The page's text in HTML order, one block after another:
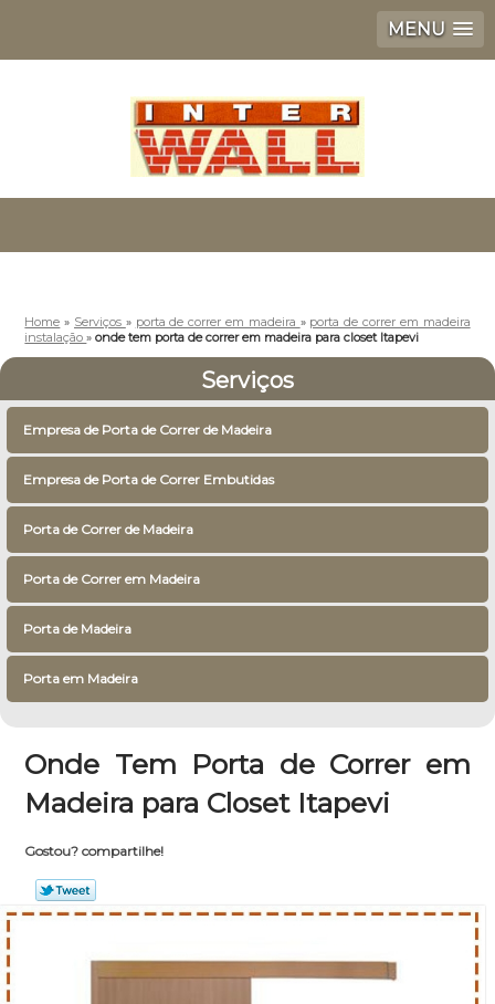
MENU
Home » Serviços » porta de correr em madeira » porta de correr em madeira
instalação»onde tem porta de correr em madeira para closet Itapevi
Serviços
Empresa de Porta de Correr de Madeira
Empresa de Porta de Correr Embutidas
Porta de Correr de Madeira
Porta de Correr em Madeira
Porta de Madeira
Porta em Madeira
Onde Tem Porta de Correr em
Madeira para Closet Itapevi
Gostou? compartilhe!